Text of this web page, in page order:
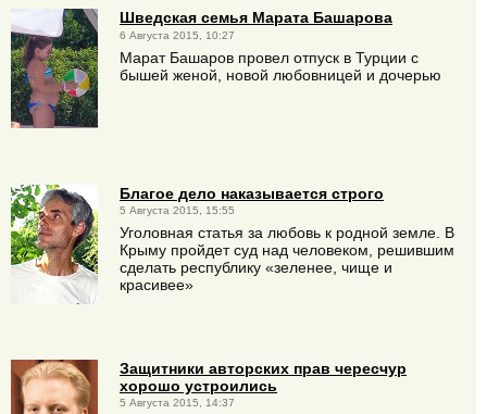
Шведская семья Марата Башарова
6 Августа 2015, 10:27
Марат Башаров провел отпуск в Турции с
бышей женой, новой любовницей и дочерью
Благое дело наказывается строго
5 Августа 2015, 15:55
Уголовная статья за любовь к родной земле. В
Крыму пройдет суд над человеком, решившим
сделать республику «зеленее, чище и
красивее»
Защитники авторских прав чересчур
хорошо устроились
5 Августа 2015, 14:37